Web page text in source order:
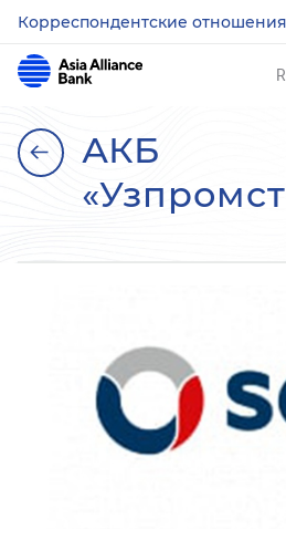
Корреспондентские отношения
АКБ